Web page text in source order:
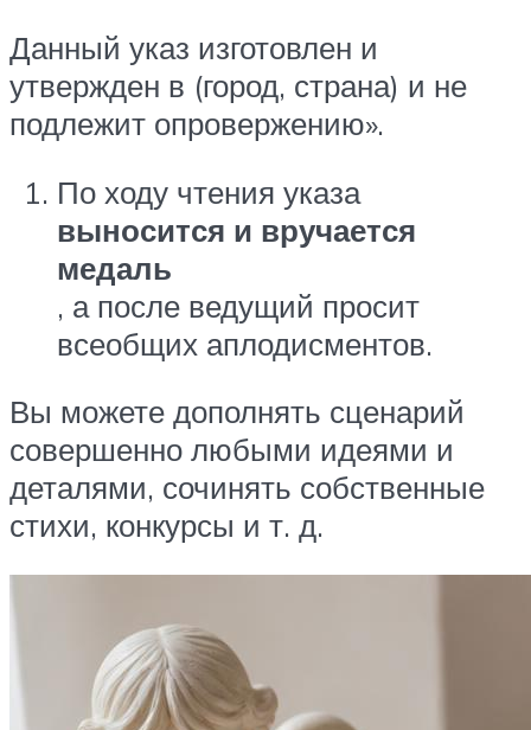
Данный указ изготовлен и
утвержден в (город, страна) и не
подлежит опровержению».
По ходу чтения указа
выносится и вручается
медаль
, а после ведущий просит
всеобщих аплодисментов.
Вы можете дополнять сценарий
совершенно любыми идеями и
деталями, сочинять собственные
стихи, конкурсы и т. д.